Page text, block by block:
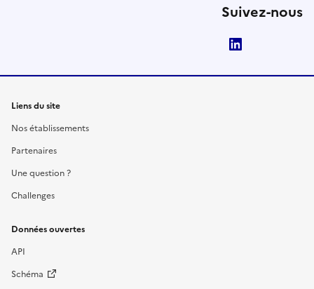
Suivez-nous
Liens du site
Nos établissements
Partenaires
Une question ?
Challenges
Données ouvertes
API
Schéma